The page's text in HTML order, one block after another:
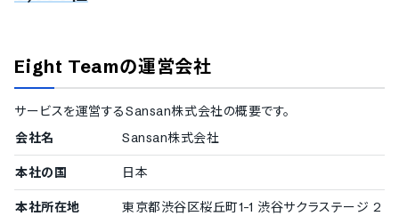
Eight Teamの運営会社
サービスを運営するSansan株式会社の概要です。
会社名
Sansan株式会社
本社の国 日本
本社所在地
東京都渋谷区桜丘町1-1 渋谷サクラステージ 2